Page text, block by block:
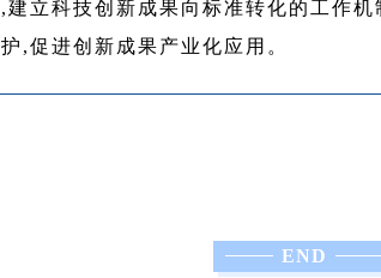
建立科技创新成果向标准转化的工作
,促进创新成果产业化应用。
END